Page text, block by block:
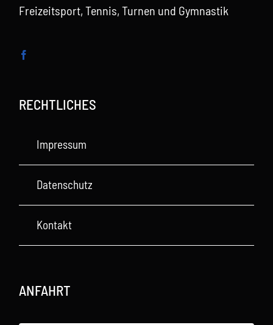
Freizeitsport, Tennis, Turnen und Gymnastik
RECHTLICHES
Impressum
Datenschutz
Kontakt
ANFAHRT